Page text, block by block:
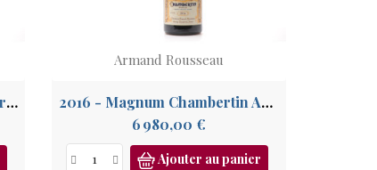
2012 - Magnum Chambertin Armand Rousseau GC
Armand Rousseau
2016 - Magnum Chambertin Armand Rousseau GC
6 980,00 €
Ajouter au panier